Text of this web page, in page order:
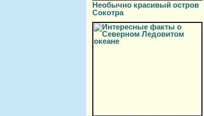
Необычно красивый остров
Сокотра